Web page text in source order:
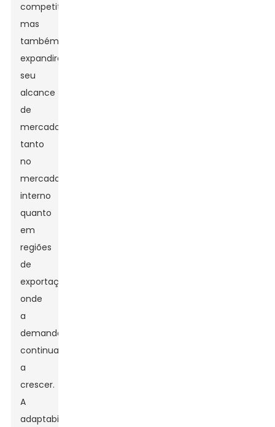
competitivos,
mas
também
expandiram
seu
alcance
de
mercado
tanto
no
mercado
interno
quanto
em
regiões
de
exportação
onde
a
demanda
continua
a
crescer.
A
adaptabilidade